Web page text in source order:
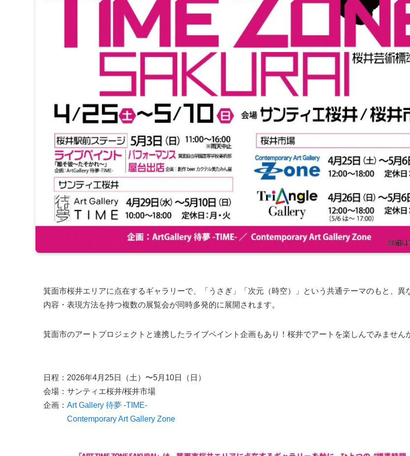
箕面市桜井エリアに点在するギャラリーで、「うさぎ」「次元（時空）」という共通テーマのもと、異
内容・表現方法を持つ複数の展覧会が同時多発的に展開されます。
箕面市のアートプロジェクトと連携したライブペイント企画もあり！桜井でアートを楽しんでみません
日程：2026年4月25日（土）〜5月10日（日）
会場：サンティエ桜井/桜井市場
企画： Art Gallery 待夢 -TIME-
Contemporary Art Gallery Zone